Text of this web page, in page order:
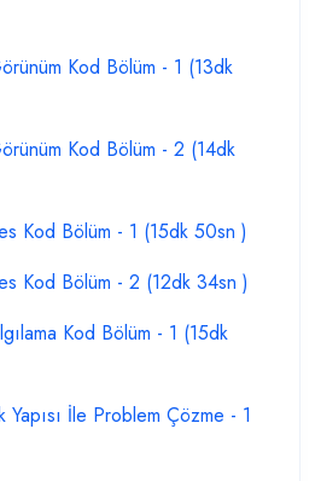
Kod Bölüm - 1 (13dk
Kod Bölüm - 2 (14dk
Kod Bölüm - 1 (15dk 50sn )
Kod Bölüm - 2 (12dk 34sn )
Kod Bölüm - 1 (15dk
Yapısı İle Problem Çözme - 1